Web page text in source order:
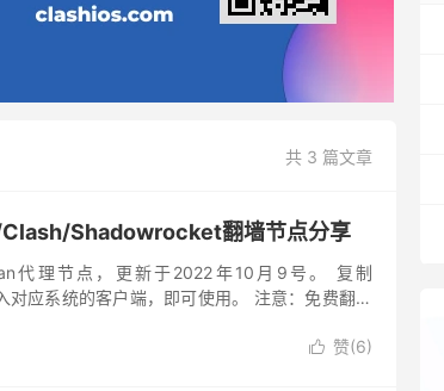
共 3 篇文章
Shadowrocket翻墙节点分享
代理节点，更新于2022年10月9号。 复制
应系统的客户端，即可使用。 注意：免费翻墙
 赞(6)